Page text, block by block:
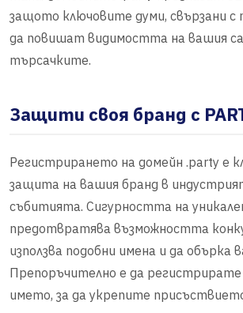
защото ключовите думи, свързани
да повишат видимостта на вашия
търсачките.
Защити своя бранд с
Регистрирането на домейн .party е
защита на вашия бранд в
събитията. Сигурността на
предотвратява възможността
използва подобни имена и да обърка
Препоръчително е да регистрирате
името, за да укрепите